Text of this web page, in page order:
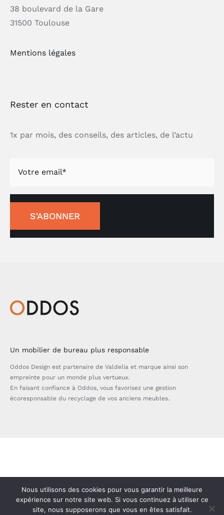
38 boulevard de la Gare
31500 Toulouse
Mentions légales
Rester en contact
1x par mois, des conseils, des articles, de l’actu
S'ABONNER
Un mobilier de bureau plus responsable
Oddos Design est partenaire de Valdelia et marque ainsi son
empreinte pour un monde plus vertueux.
En faisant confiance à Oddos, vous favorisez une gestion
écoresponsable du recyclage de vos anciens meubles.
Nous utilisons des cookies pour vous garantir la meilleure
expérience sur notre site web. Si vous continuez à utiliser ce
site, nous supposerons que vous en êtes satisfait.